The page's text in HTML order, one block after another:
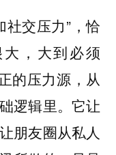
社交压力”，恰
，大到必须
的压力源，从
逻辑里。 它让
朋友圈从私人